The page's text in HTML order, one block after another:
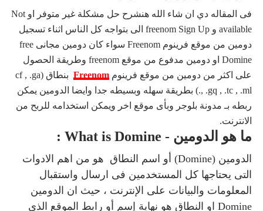
فى المقاله دي ان شاء الله هنشرح حل مشكلة غير متوفر او Not
available و freenom Sign Up
الى بتواجه كل الناس اثناء تسجيل
دومين من موقع فرينوم Freenom سواء كان دومين مجانى free
Domine او دومين مدفوع من موقع freenom و
طريقة الحصول
على اكثر من دومين من موقع فرينوم Freenom
بنطاق (cf , .ga
, .gq , .tc , .ml.) بطريقة سهله وبسيطه جدا وايضا الدومين يمكن
ربطه بـ مدونة بلوجر وبأى موقع اخر ويمكن استخدامه للربح من
الانترنت.
ما هو الدومين - What is Domine :
الدومين (Domine) أو اسم النطاق هو من اهم الادوات
التى يحتاجها كل المستخدمين فى ارسال واستقبال
المعلومات والبيانات على الإنترنت ، حيث ان الدومين
Domine او النطاق هو نهاية إسم أو رابط الموقع الذى